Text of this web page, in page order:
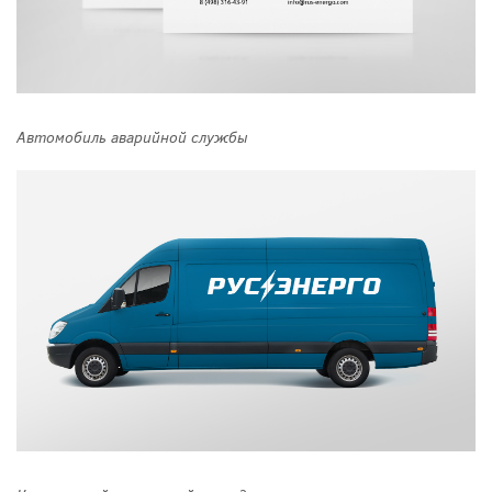
Автомобиль аварийной службы